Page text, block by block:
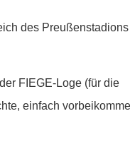
des Preußenstadions
FIEGE-Loge (für die
einfach